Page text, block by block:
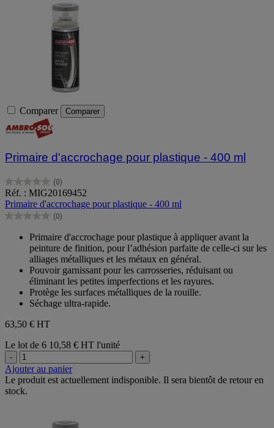
Comparer Comparer
Primaire d'accrochage pour plastique - 400 ml
(0)
0.0
sur
5
étoiles.
Réf. : MIG20169452
Primaire d'accrochage pour plastique - 400 ml
(0)
0.0
étoiles.
Primaire d'accrochage pour plastique à appliquer avant la
peinture de finition, pour l’adhésion parfaite de celle-ci sur les
alliages métalliques et les métaux en général.
Pouvoir garnissant pour les carrosseries, réduisant ou
éliminant les petites imperfections et les rayures.
Protège les surfaces métalliques de la rouille.
Séchage ultra-rapide.
63,50 € HT
Le lot de 6 10,58 € HT l'unité
- +
Ajouter au panier
Le produit est actuellement indisponible. Il sera bientôt de retour en
stock.